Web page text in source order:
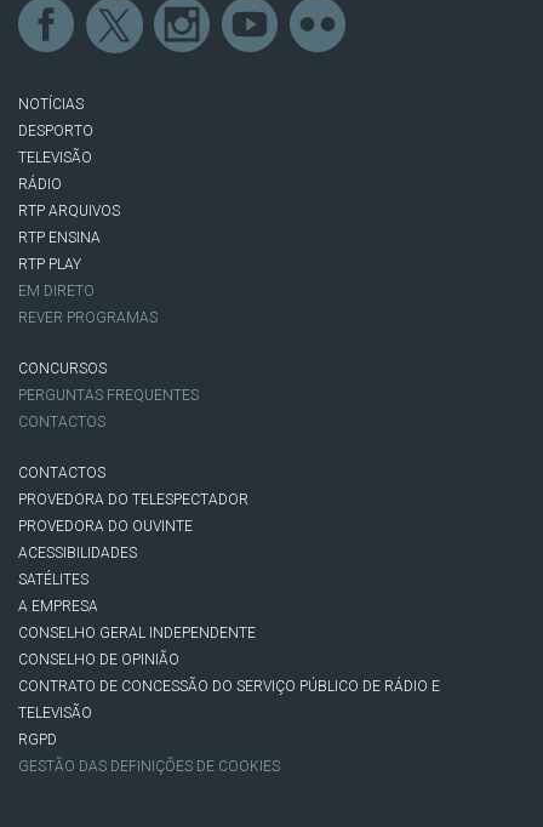
NOTÍCIAS
DESPORTO
TELEVISÃO
RÁDIO
RTP ARQUIVOS
RTP ENSINA
RTP PLAY
EM DIRETO
REVER PROGRAMAS
CONCURSOS
PERGUNTAS FREQUENTES
CONTACTOS
CONTACTOS
PROVEDORA DO TELESPECTADOR
PROVEDORA DO OUVINTE
ACESSIBILIDADES
SATÉLITES
A EMPRESA
CONSELHO GERAL INDEPENDENTE
CONSELHO DE OPINIÃO
CONTRATO DE CONCESSÃO DO SERVIÇO PÚBLICO DE RÁDIO E
TELEVISÃO
RGPD
GESTÃO DAS DEFINIÇÕES DE COOKIES